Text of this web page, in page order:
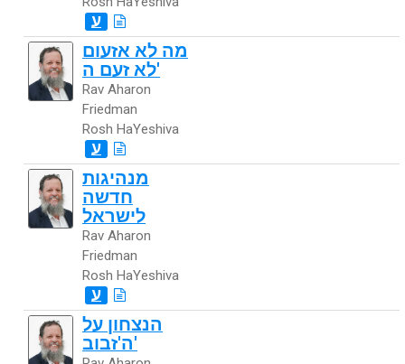
ע
מה לא אזעום
לא זעם ה'
Rav Aharon
Friedman
Rosh HaYeshiva
ע
מנהיגות
חדשה
לישראל
Rav Aharon
Friedman
Rosh HaYeshiva
ע
הנצחון על
ה'זבוב'